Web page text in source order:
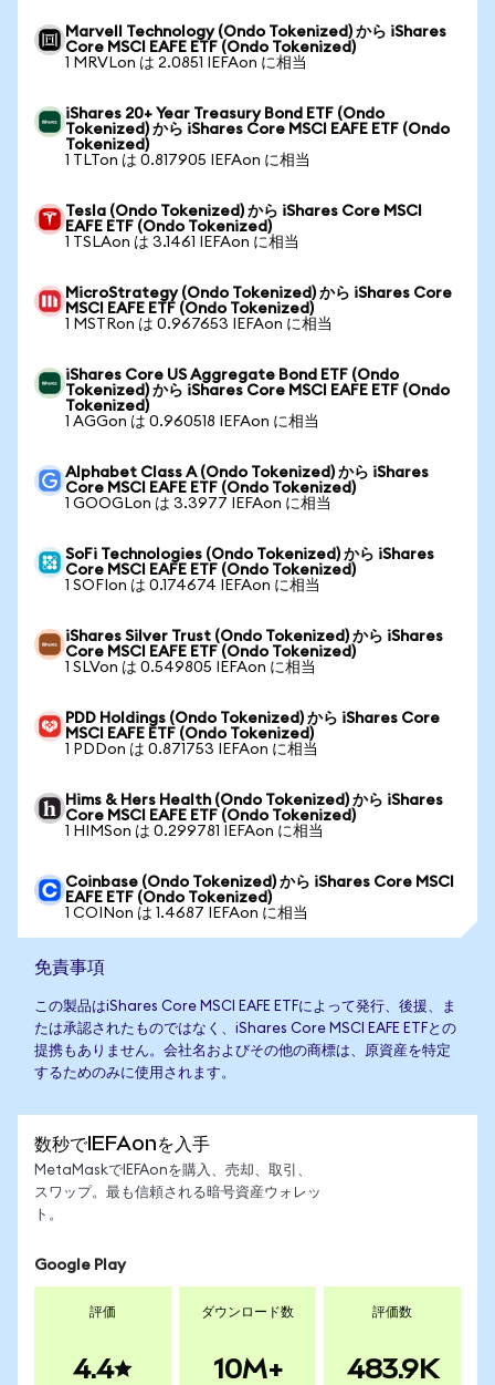
Marvell Technology (Ondo Tokenized) から iShares
Core MSCI EAFE ETF (Ondo Tokenized)
1 MRVLon は 2.0851 IEFAon に相当
iShares 20+ Year Treasury Bond ETF (Ondo
Tokenized) から iShares Core MSCI EAFE ETF (Ondo
Tokenized)
1 TLTon は 0.817905 IEFAon に相当
Tesla (Ondo Tokenized) から iShares Core MSCI
EAFE ETF (Ondo Tokenized)
1 TSLAon は 3.1461 IEFAon に相当
MicroStrategy (Ondo Tokenized) から iShares Core
MSCI EAFE ETF (Ondo Tokenized)
1 MSTRon は 0.967653 IEFAon に相当
iShares Core US Aggregate Bond ETF (Ondo
Tokenized) から iShares Core MSCI EAFE ETF (Ondo
Tokenized)
1 AGGon は 0.960518 IEFAon に相当
Alphabet Class A (Ondo Tokenized) から iShares
Core MSCI EAFE ETF (Ondo Tokenized)
1 GOOGLon は 3.3977 IEFAon に相当
SoFi Technologies (Ondo Tokenized) から iShares
Core MSCI EAFE ETF (Ondo Tokenized)
1 SOFIon は 0.174674 IEFAon に相当
iShares Silver Trust (Ondo Tokenized) から iShares
Core MSCI EAFE ETF (Ondo Tokenized)
1 SLVon は 0.549805 IEFAon に相当
PDD Holdings (Ondo Tokenized) から iShares Core
MSCI EAFE ETF (Ondo Tokenized)
1 PDDon は 0.871753 IEFAon に相当
Hims & Hers Health (Ondo Tokenized) から iShares
Core MSCI EAFE ETF (Ondo Tokenized)
1 HIMSon は 0.299781 IEFAon に相当
Coinbase (Ondo Tokenized) から iShares Core MSCI
EAFE ETF (Ondo Tokenized)
1 COINon は 1.4687 IEFAon に相当
免責事項
この製品はiShares Core MSCI EAFE ETFによって発行、後援、ま
たは承認されたものではなく、iShares Core MSCI EAFE ETFとの
提携もありません。会社名およびその他の商標は、原資産を特定
するためのみに使用されます。
数秒でIEFAonを入手
MetaMaskでIEFAonを購入、売却、取引、
スワップ。最も信頼される暗号資産ウォレッ
ト。
Google Play
評価
4.4
ダウンロード数
10M+
評価数
483.9K